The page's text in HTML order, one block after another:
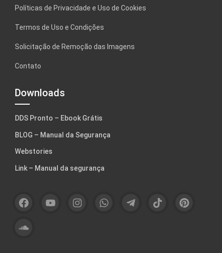
Políticas de Privacidade e Uso de Cookies
Termos de Uso e Condições
Solicitação de Remoção das Imagens
Contato
Downloads
DDS Pronto – Ebook Grátis
BLOG – Manual da Segurança
Webstories
Link – Manual da segurança